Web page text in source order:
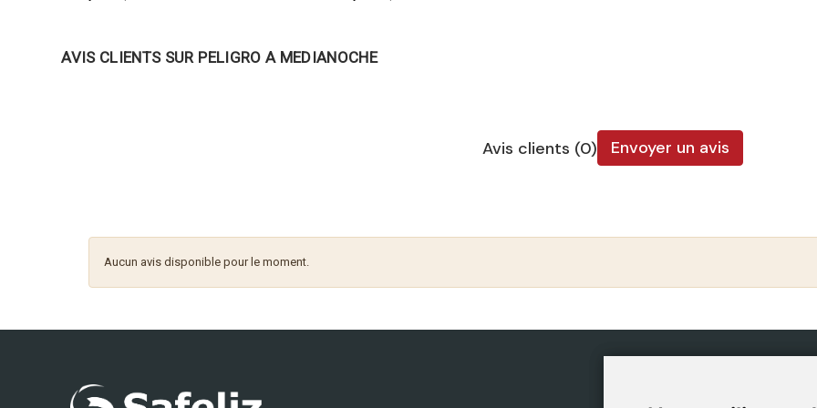
AVIS CLIENTS SUR PELIGRO A MEDIANOCHE
Avis clients (0) Envoyer un avis
Aucun avis disponible pour le moment.